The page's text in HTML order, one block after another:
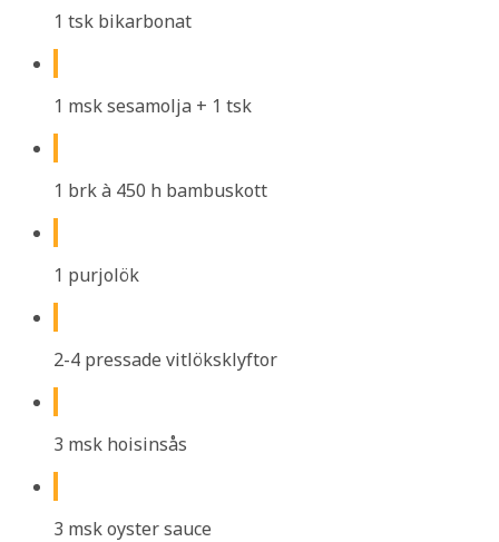
1 tsk bikarbonat
1 msk sesamolja + 1 tsk
1 brk à 450 h bambuskott
1 purjolök
2-4 pressade vitlöksklyftor
3 msk hoisinsås
3 msk oyster sauce